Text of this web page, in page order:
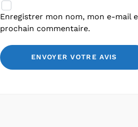
Enregistrer mon nom, mon e-mail
prochain commentaire.